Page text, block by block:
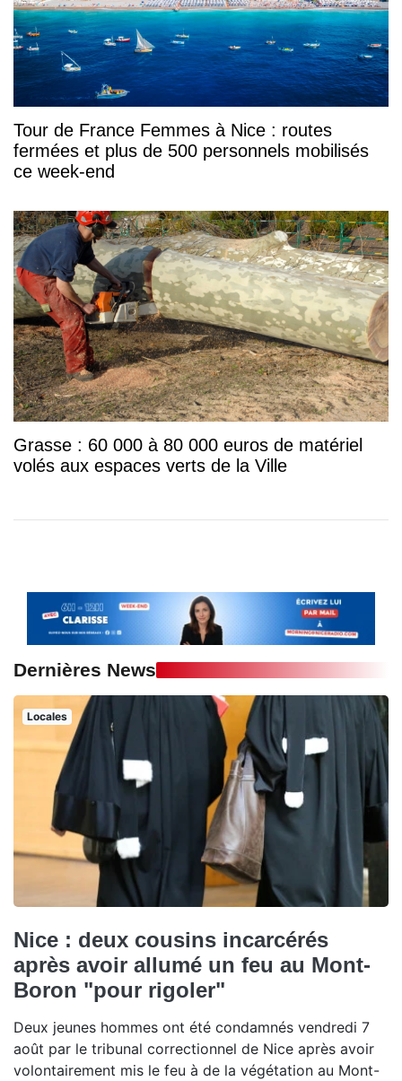
Tour de France Femmes à Nice : routes
fermées et plus de 500 personnels mobilisés
ce week-end
Grasse : 60 000 à 80 000 euros de matériel
volés aux espaces verts de la Ville
Dernières News
Locales
Nice : deux cousins incarcérés
après avoir allumé un feu au Mont-
Boron "pour rigoler"
Deux jeunes hommes ont été condamnés vendredi 7
août par le tribunal correctionnel de Nice après avoir
volontairement mis le feu à de la végétation au Mont-